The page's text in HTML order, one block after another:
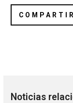
Noticias